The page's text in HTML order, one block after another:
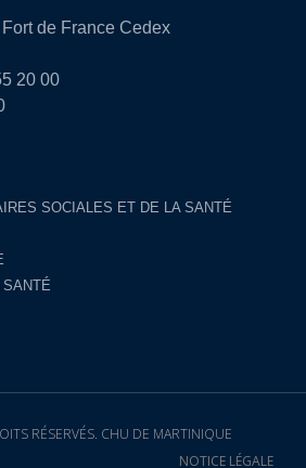
de France Cedex
20 00
SOCIALES ET DE LA SANTÉ
SANTÉ
RÉSERVÉS. CHU DE MARTINIQUE
NOTICE LÉGALE